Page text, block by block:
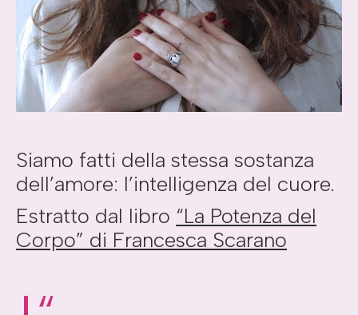
Siamo fatti della stessa sostanza
dell’amore: l’intelligenza del cuore.
Estratto dal libro “La Potenza del
Corpo” di Francesca Scarano